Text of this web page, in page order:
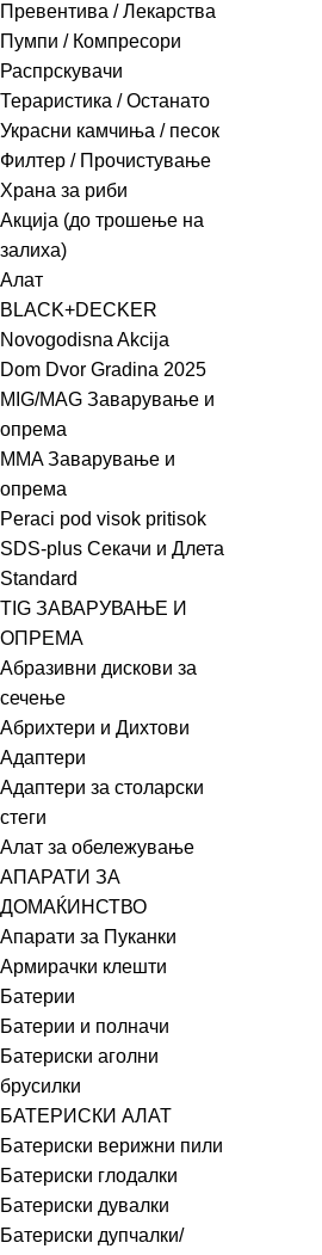
Превентива / Лекарства
Пумпи / Компресори
Распрскувачи
Тераристика / Останато
Украсни камчиња / песок
Филтер / Прочистување
Храна за риби
Акција (до трошење на
залиха)
Алат
BLACK+DECKER
Novogodisna Akcija
Dom Dvor Gradina 2025
MIG/MAG Заварување и
опрема
MMA Заварување и
опрема
Peraci pod visok pritisok
SDS-plus Секачи и Длета
Standard
TIG ЗАВАРУВАЊЕ И
ОПРЕМА
Абразивни дискови за
сечење
Абрихтери и Дихтови
Адаптери
Адаптери за столарски
стеги
Алат за обележување
АПАРАТИ ЗА
ДОМАЌИНСТВО
Апарати за Пуканки
Армирачки клешти
Батерии
Батерии и полначи
Батериски аголни
брусилки
БАТЕРИСКИ АЛАТ
Батериски верижни пили
Батериски глодалки
Батериски дувалки
Батериски дупчалки/